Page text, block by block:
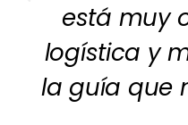
está muy
logística y
la guía que